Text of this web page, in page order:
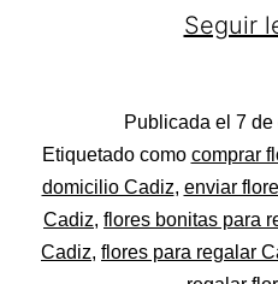
Seguir
Publicada el 7 de
Categorizado
como
Flores
Etiquetado como comprar
domicilio Cadiz, enviar
Cadiz, flores bonitas para
Cadiz, flores para regalar